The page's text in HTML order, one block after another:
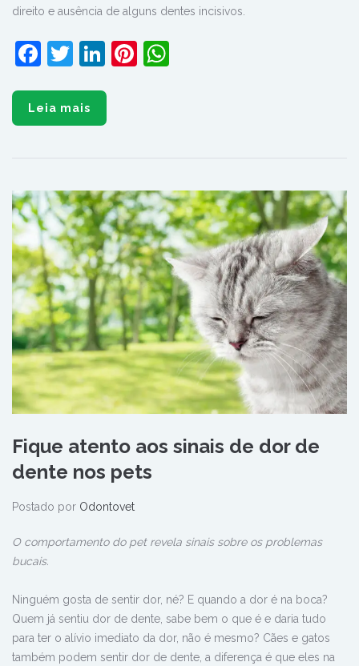
direito e ausência de alguns dentes incisivos.
Facebook
Twitter
LinkedIn
Pinterest
Leia mais
Fique atento aos sinais de dor de
dente nos pets
Postado por Odontovet
O comportamento do pet revela sinais sobre os problemas
bucais.
Ninguém gosta de sentir dor, né? E quando a dor é na boca?
Quem já sentiu dor de dente, sabe bem o que é e daria tudo
para ter o alívio imediato da dor, não é mesmo? Cães e gatos
também podem sentir dor de dente, a diferença é que eles na